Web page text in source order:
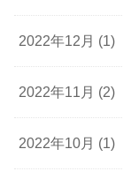
2022年12月 (1)
2022年11月 (2)
2022年10月 (1)